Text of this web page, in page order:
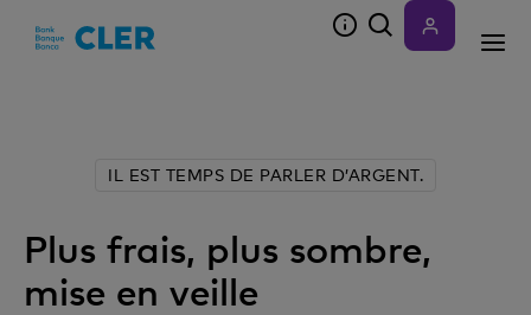
IL EST TEMPS DE PARLER D’ARGENT.
Plus frais, plus sombre,
mise en veille